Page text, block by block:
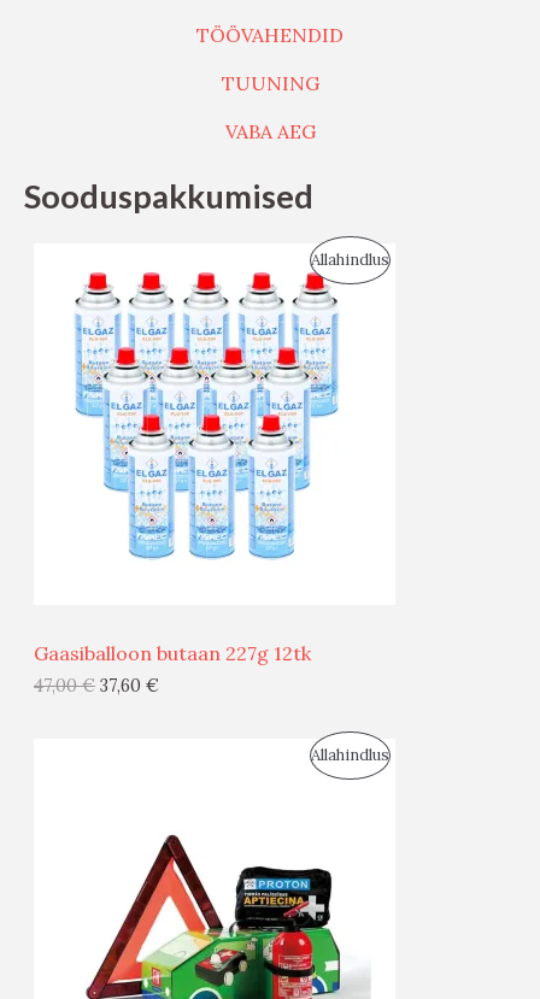
TÖÖVAHENDID
TUUNING
VABA AEG
Sooduspakkumised
AllahindlusS
S
Gaasiballoon butaan 227g 12tk
47,00€ 37,60 €
AllahindlusS